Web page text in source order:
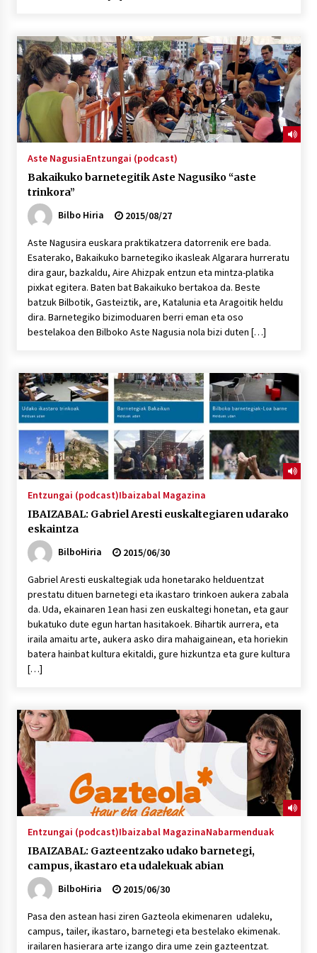
MUSIBLA #297: Bide, Boards Of Canada, Somak,
Tiga, Twisted Teens, Underscores, Habia
2026/07/02
Aste NagusiaEntzungai (podcast)
Bakaikuko barnetegitik Aste Nagusiko “aste
trinkora”
Bilbo Hiria
2015/08/27
Aste Nagusira euskara praktikatzera datorrenik ere bada.
Esaterako, Bakaikuko barnetegiko ikasleak Algarara hurreratu
dira gaur, bazkaldu, Aire Ahizpak entzun eta mintza-platika
pixkat egitera. Baten bat Bakaikuko bertakoa da. Beste
batzuk Bilbotik, Gasteiztik, are, Katalunia eta Aragoitik heldu
dira. Barnetegiko bizimoduaren berri eman eta oso
bestelakoa den Bilboko Aste Nagusia nola bizi duten […]
Entzungai (podcast)Ibaizabal Magazina
IBAIZABAL: Gabriel Aresti euskaltegiaren udarako
eskaintza
BilboHiria
2015/06/30
Gabriel Aresti euskaltegiak uda honetarako helduentzat
prestatu dituen barnetegi eta ikastaro trinkoen aukera zabala
da. Uda, ekainaren 1ean hasi zen euskaltegi honetan, eta gaur
bukatuko dute egun hartan hasitakoek. Bihartik aurrera, eta
iraila amaitu arte, aukera asko dira mahaigainean, eta horiekin
batera hainbat kultura ekitaldi, gure hizkuntza eta gure kultura
[…]
Entzungai (podcast)Ibaizabal MagazinaNabarmenduak
IBAIZABAL: Gazteentzako udako barnetegi,
campus, ikastaro eta udalekuak abian
BilboHiria
2015/06/30
Pasa den astean hasi ziren Gazteola ekimenaren udaleku,
campus, tailer, ikastaro, barnetegi eta bestelako ekimenak.
irailaren hasierara arte izango dira ume zein gazteentzat.